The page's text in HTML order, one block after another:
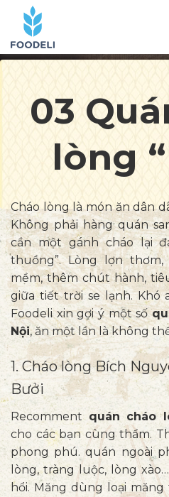
03
lòng
đỉnh”
Nội
Cháo lòng là món ăn dân
Không phải hàng quán
cần một gánh cháo lại
thuồng”. Lòng lợn
mềm, thêm chút hành,
giữa tiết trời se lạnh. Khó
Foodeli xin gợi ý một số
Nội, ăn một lần là không
1. Cháo lòng Bích
Bưởi
Recomment quán cháo
cho các bạn cùng thẩm.
phong phú. quán ngoài
lòng, tràng luộc, lòng
hổi. Măng dùng loại